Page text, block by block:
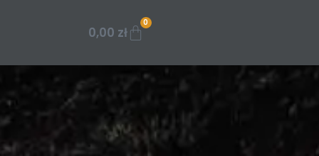
0,00 zł
0